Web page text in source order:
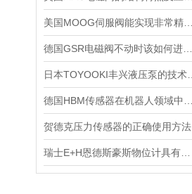
贺德克压力传感器的正确使用方法